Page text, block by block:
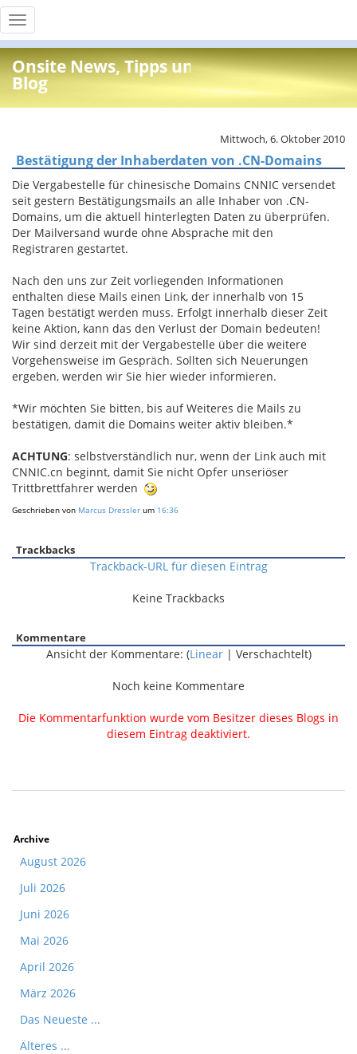
Toggle
navigation
Onsite News, Tipps und Info
Blog
Mittwoch, 6. Oktober 2010
Bestätigung der Inhaberdaten von .CN-Domains
Die Vergabestelle für chinesische Domains CNNIC versendet
seit gestern Bestätigungsmails an alle Inhaber von .CN-
Domains, um die aktuell hinterlegten Daten zu überprüfen.
Der Mailversand wurde ohne Absprache mit den
Registraren gestartet.
Nach den uns zur Zeit vorliegenden Informationen
enthalten diese Mails einen Link, der innerhalb von 15
Tagen bestätigt werden muss. Erfolgt innerhalb dieser Zeit
keine Aktion, kann das den Verlust der Domain bedeuten!
Wir sind derzeit mit der Vergabestelle über die weitere
Vorgehensweise im Gespräch. Sollten sich Neuerungen
ergeben, werden wir Sie hier wieder informieren.
*Wir möchten Sie bitten, bis auf Weiteres die Mails zu
bestätigen, damit die Domains weiter aktiv bleiben.*
ACHTUNG: selbstverständlich nur, wenn der Link auch mit
CNNIC.cn beginnt, damit Sie nicht Opfer unseriöser
Trittbrettfahrer werden
Geschrieben von Marcus Dressler um 16:36
Trackbacks
Trackback-URL für diesen Eintrag
Keine Trackbacks
Kommentare
Ansicht der Kommentare: (Linear| Verschachtelt)
Noch keine Kommentare
Die Kommentarfunktion wurde vom Besitzer dieses Blogs in
diesem Eintrag deaktiviert.
Archive
August 2026
Juli 2026
Juni 2026
Mai 2026
April 2026
März 2026
Das Neueste ...
Älteres ...